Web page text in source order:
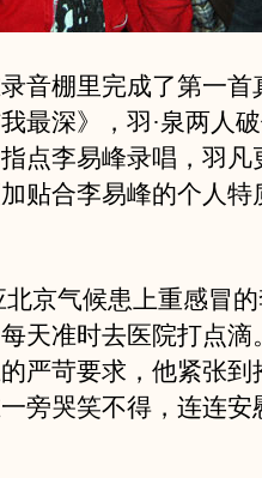
棚里完成了第一首
最深》，羽·泉两人
点李易峰录唱，羽凡
贴合李易峰的个人特
气候患上重感冒的
天准时去医院打点滴
严苛要求，他紧张到
旁哭笑不得，连连安